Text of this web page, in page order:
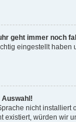
geht immer noch
eingestellt
Auswahl!
nicht
würden wir